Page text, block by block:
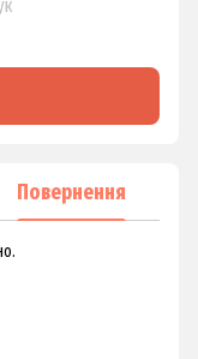
Повернення